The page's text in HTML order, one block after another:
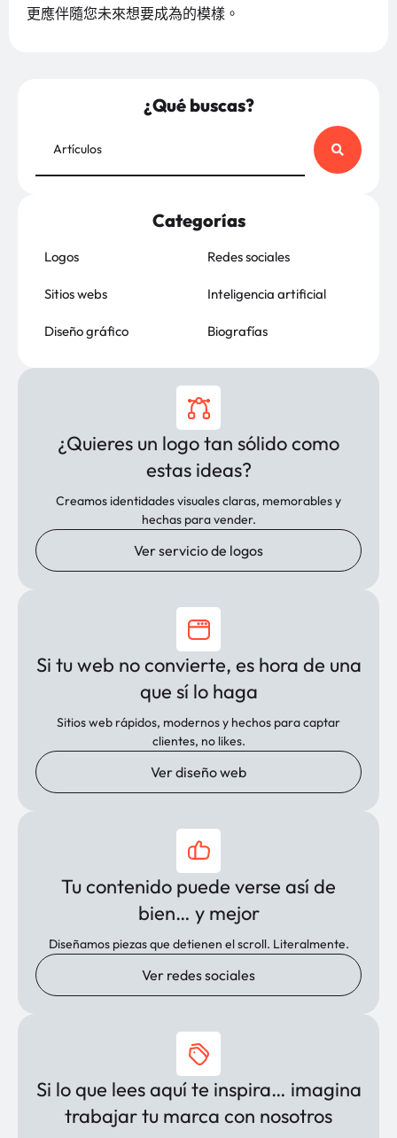
更應伴隨您未來想要成為的模樣。
¿Qué buscas?
Categorías
Logos
Sitios webs
Diseño gráfico
Redes sociales
Inteligencia artificial
Biografías
¿Quieres un logo tan sólido como
estas ideas?
Creamos identidades visuales claras, memorables y
hechas para vender.
Ver servicio de logos
Si tu web no convierte, es hora de una
que sí lo haga
Sitios web rápidos, modernos y hechos para captar
clientes, no likes.
Ver diseño web
Tu contenido puede verse así de
bien… y mejor
Diseñamos piezas que detienen el scroll. Literalmente.
Ver redes sociales
Si lo que lees aquí te inspira… imagina
trabajar tu marca con nosotros